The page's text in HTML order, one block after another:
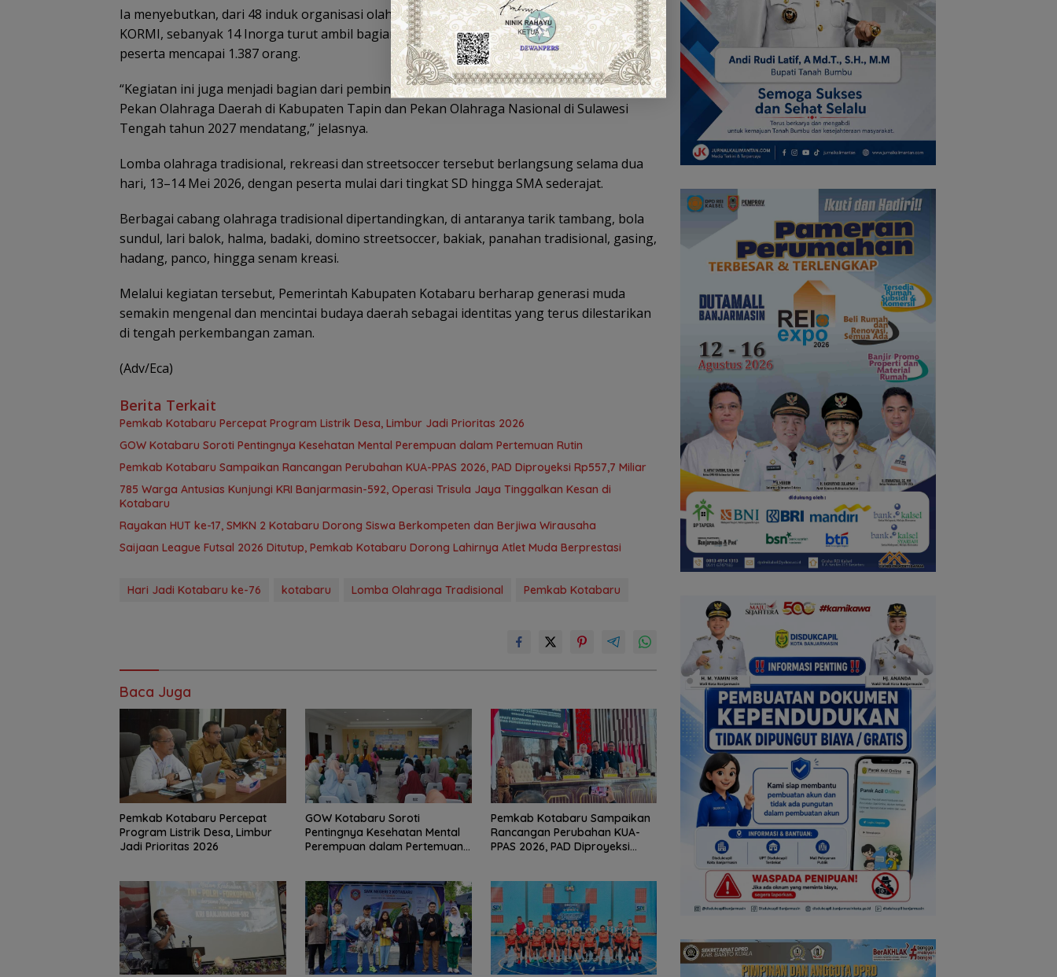
Ia menyebutkan, dari 48 induk organisasi olahraga (Inorga) yang berada di bawah binaan
KORMI, sebanyak 14 Inorga turut ambil bagian dalam kegiatan tersebut dengan total
peserta mencapai 1.387 orang.
“Kegiatan ini juga menjadi bagian dari pembinaan Inorga sekaligus persiapan menghadapi
Pekan Olahraga Daerah di Kabupaten Tapin dan Pekan Olahraga Nasional di Sulawesi
Tengah tahun 2027 mendatang,” jelasnya.
Lomba olahraga tradisional, rekreasi dan streetsoccer tersebut berlangsung selama dua
hari, 13–14 Mei 2026, dengan peserta mulai dari tingkat SD hingga SMA sederajat.
Berbagai cabang olahraga tradisional dipertandingkan, di antaranya tarik tambang, bola
sundul, lari balok, halma, badaki, domino streetsoccer, bakiak, panahan tradisional, gasing,
hadang, panco, hingga senam kreasi.
Melalui kegiatan tersebut, Pemerintah Kabupaten Kotabaru berharap generasi muda
semakin mengenal dan mencintai budaya daerah sebagai identitas yang terus dilestarikan
di tengah perkembangan zaman.
(Adv/Eca)
Berita Terkait
Pemkab Kotabaru Percepat Program Listrik Desa, Limbur Jadi Prioritas 2026
GOW Kotabaru Soroti Pentingnya Kesehatan Mental Perempuan dalam Pertemuan Rutin
Pemkab Kotabaru Sampaikan Rancangan Perubahan KUA-PPAS 2026, PAD Diproyeksi Rp557,7 Miliar
785 Warga Antusias Kunjungi KRI Banjarmasin-592, Operasi Trisula Jaya Tinggalkan Kesan di
Kotabaru
Rayakan HUT ke-17, SMKN 2 Kotabaru Dorong Siswa Berkompeten dan Berjiwa Wirausaha
Saijaan League Futsal 2026 Ditutup, Pemkab Kotabaru Dorong Lahirnya Atlet Muda Berprestasi
Hari Jadi Kotabaru ke-76 kotabaru Lomba Olahraga Tradisional Pemkab Kotabaru
Baca Juga
Pemkab Kotabaru Percepat
Program Listrik Desa, Limbur
Jadi Prioritas 2026
GOW Kotabaru Soroti
Pentingnya Kesehatan Mental
Perempuan dalam Pertemuan
Pemkab Kotabaru Sampaikan
Rancangan Perubahan KUA-
PPAS 2026, PAD Diproyeksi